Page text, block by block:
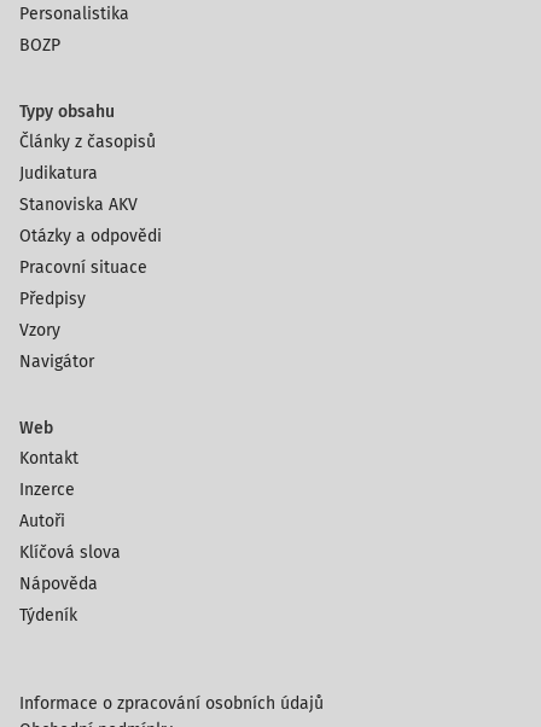
Personalistika
BOZP
Typy obsahu
Články z časopisů
Judikatura
Stanoviska AKV
Otázky a odpovědi
Pracovní situace
Předpisy
Vzory
Navigátor
Web
Kontakt
Inzerce
Autoři
Klíčová slova
Nápověda
Týdeník
Informace o zpracování osobních údajů